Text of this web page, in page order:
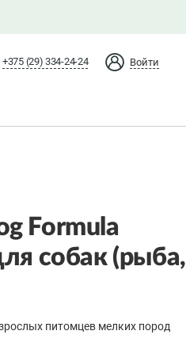
+375 (29) 334-24-24 Войти
Formula
собак (рыба,
питомцев мелких пород